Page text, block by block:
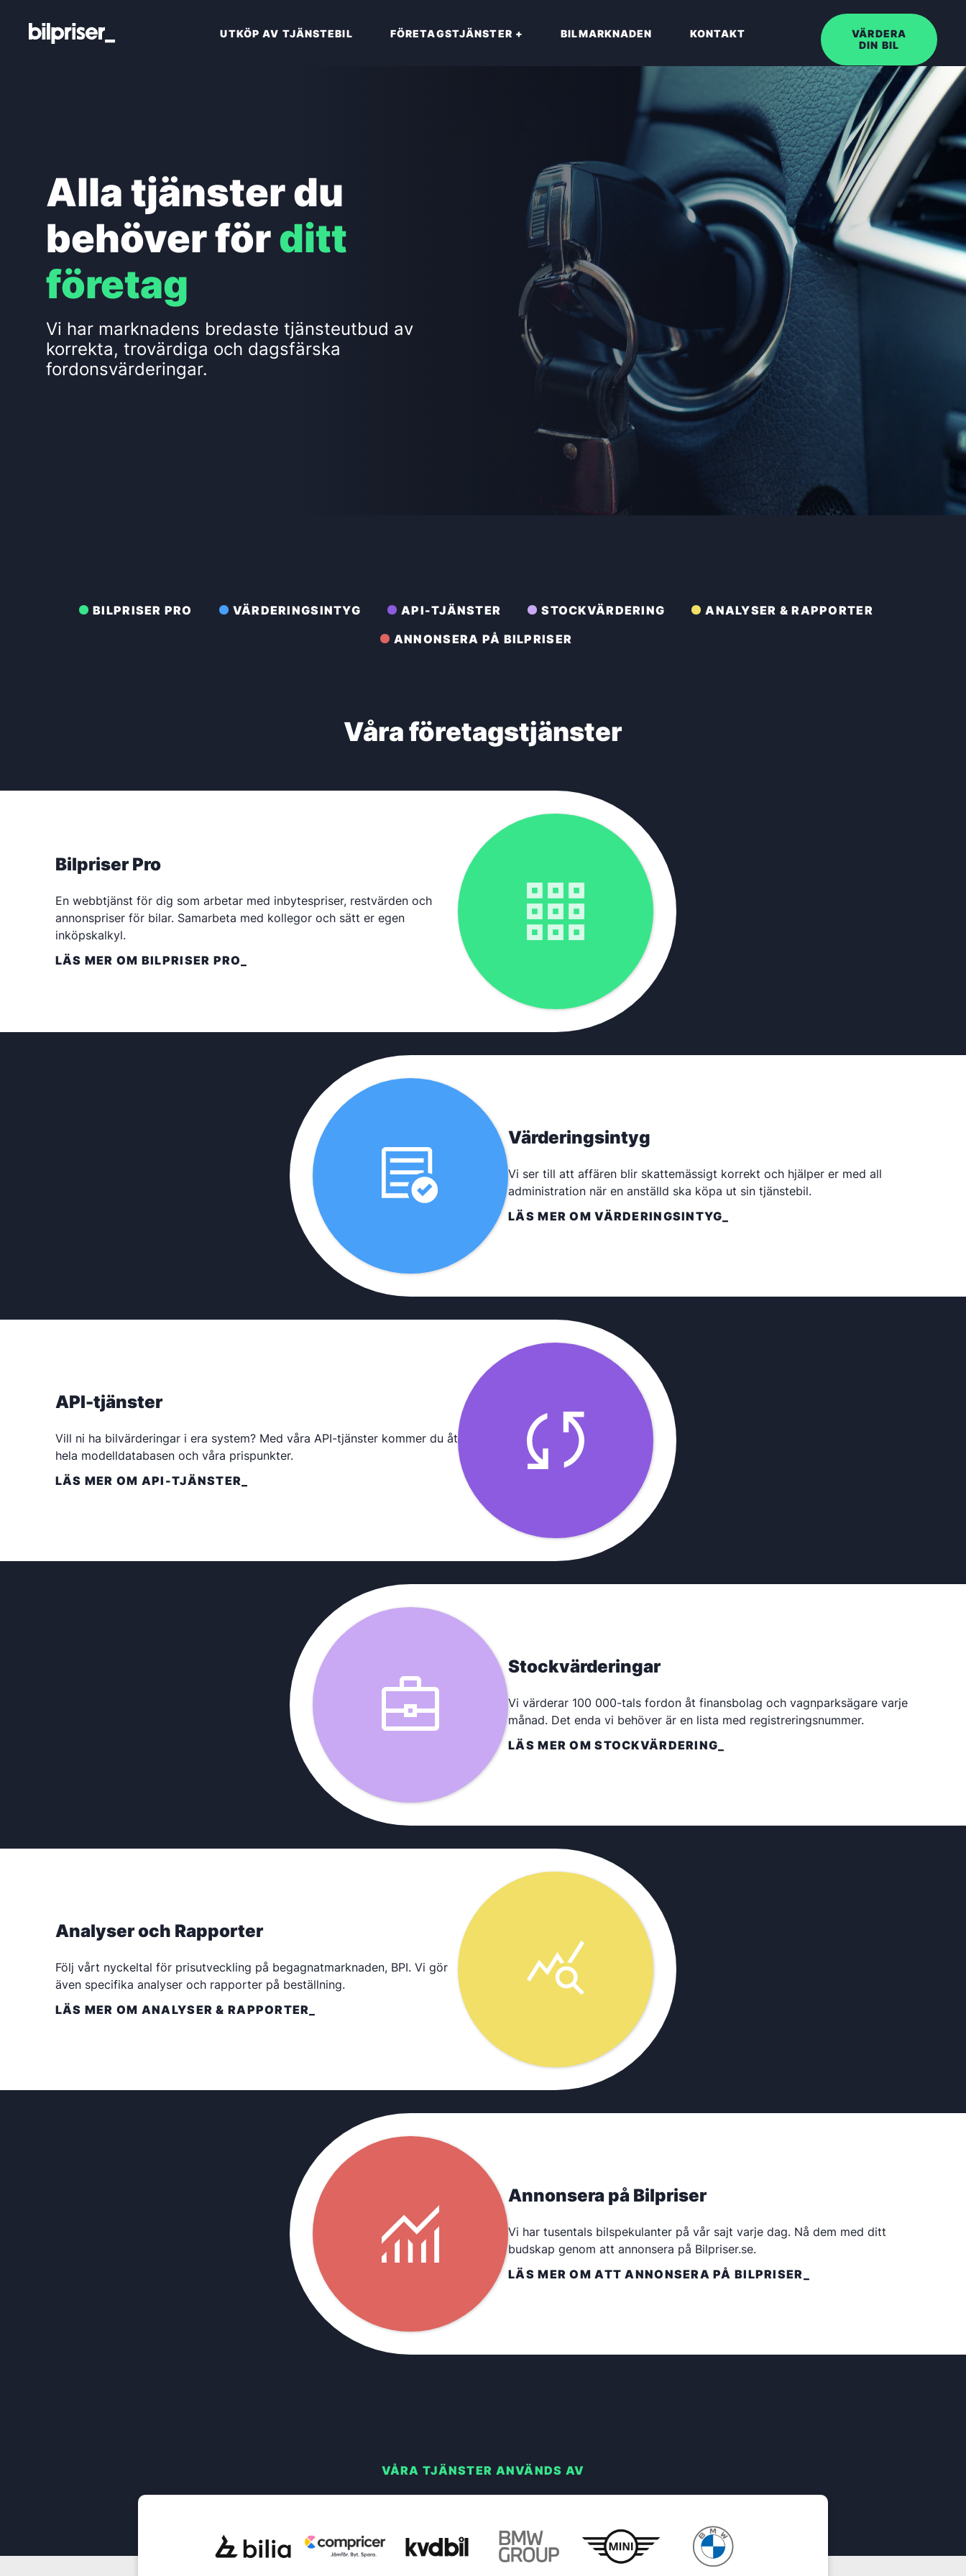
UTKÖP AV TJÄNSTEBIL FÖRETAGSTJÄNSTER + BILMARKNADEN KONTAKT
VÄRDERA
DIN BIL
Bilmarknaden
Kontakt
VÄRDERA DIN BIL
Alla tjänster du
behöver förditt
företag
Vi har marknadens bredaste tjänste­utbud av
korrekta, tro­värdiga och dags­färska
fordonsvärderingar.
BILPRISER PRO VÄRDERINGSINTYG API-TJÄNSTER STOCKVÄRDERING
ANALYSER & RAPPORTER
ANNONSERA PÅ BILPRISER
Våra företagstjänster
Bilpriser Pro
En webbtjänst för dig som arbetar med inbytespriser, restvärden och
annonspriser för bilar. Samarbeta med kollegor och sätt er egen
inköpskalkyl.
LÄS MER OM BILPRISER PRO_
Värderingsintyg
Vi ser till att affären blir skattemässigt korrekt och hjälper er med all
administration när en anställd ska köpa ut sin tjänstebil.
LÄS MER OM VÄRDERINGSINTYG_
API-tjänster
Vill ni ha bilvärderingar i era system? Med våra API-tjänster kommer du åt
hela modelldatabasen och våra prispunkter.
LÄS MER OM API-TJÄNSTER_
Stockvärderingar
Vi värderar 100 000-tals fordon åt finansbolag och vagnparksägare varje
månad. Det enda vi behöver är en lista med registreringsnummer.
LÄS MER OM STOCKVÄRDERING_
Analyser och Rapporter
Följ vårt nyckeltal för prisutveckling på begagnatmarknaden, BPI. Vi gör
även specifika analyser och rapporter på beställning.
LÄS MER OM ANALYSER & RAPPORTER_
Annonsera på Bilpriser
Vi har tusentals bilspekulanter på vår sajt varje dag. Nå dem med ditt
budskap genom att annonsera på Bilpriser.se.
LÄS MER OM ATT ANNONSERA PÅ BILPRISER_
VÅRA TJÄNSTER ANVÄNDS AV